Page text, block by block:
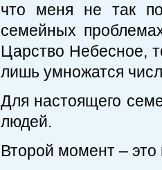
что меня не так
семейных
Царство Небесное,
лишь умножатся
Для настоящего
людей.
Второй момент –